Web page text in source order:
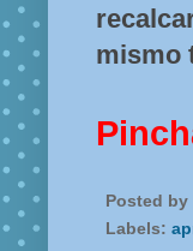
mismo
Posted by
Labels: